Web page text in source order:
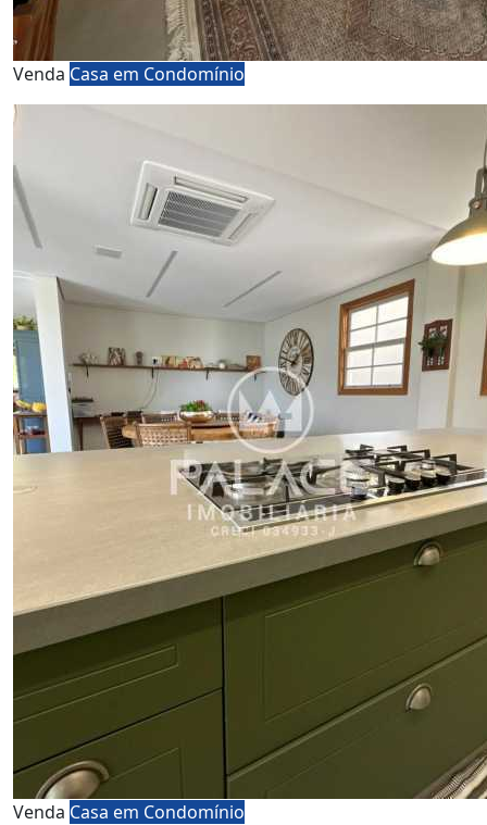
Venda Casa em Condomínio
Venda Casa em Condomínio